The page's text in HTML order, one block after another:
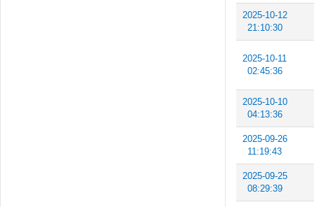
2025-10-12
21:10:30
2025-10-11
02:45:36
2025-10-10
04:13:36
2025-09-26
11:19:43
2025-09-25
08:29:39